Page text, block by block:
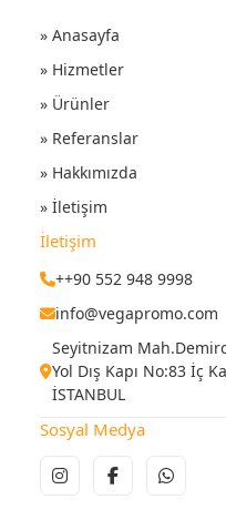
» Anasayfa
» Hizmetler
» Ürünler
» Referanslar
» Hakkımızda
» İletişim
İletişim
++90 552 948 9998
info@vegapromo.com
Seyitnizam
Yol Dış Kapı No:83 İç
İSTANBUL
Sosyal Medya